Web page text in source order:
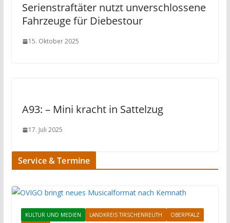
Serienstraftäter nutzt unverschlossene
Fahrzeuge für Diebestour
15. Oktober 2025
A93: – Mini kracht in Sattelzug
17. Juli 2025
Service & Termine
KULTUR UND MEDIEN LANDKREIS TIRSCHENREUTH
OBERPFALZ